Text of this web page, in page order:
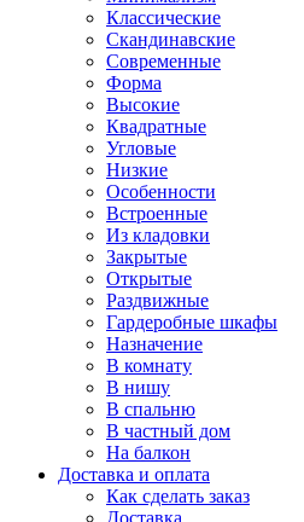
Классические
Скандинавские
Современные
Форма
Высокие
Квадратные
Угловые
Низкие
Особенности
Встроенные
Из кладовки
Закрытые
Открытые
Раздвижные
Гардеробные шкафы
Назначение
В комнату
В нишу
В спальню
В частный дом
На балкон
Доставка и оплата
Как сделать заказ
Доставка